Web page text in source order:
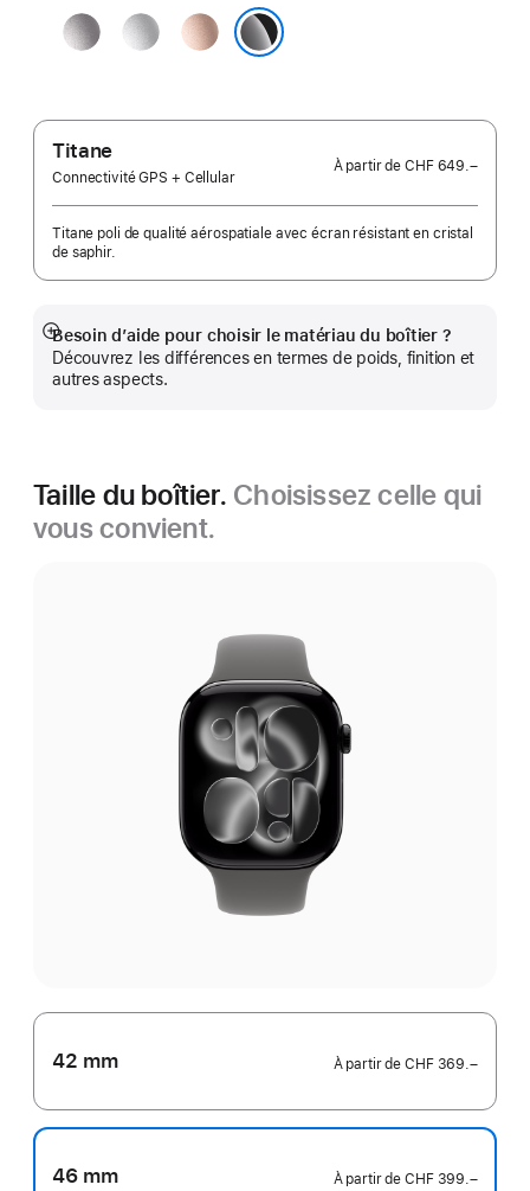
Gris
sidéral
ArgentOr
rose
Titane
Connectivité GPS + Cellular
À partir deCHF 649.–
Titane poli de qualité aérospatiale avec écran résistant en cristal
de saphir.
Besoin d’aide pour choisir le matériau du boîtier ?
Découvrez les différences en termes de poids, finition et
autres aspects.
Afficher
plus
Taille du boîtier. Choisissez celle qui
vous convient.
42 mm À partir deCHF 369.–
46 mm À partir deCHF 399.–